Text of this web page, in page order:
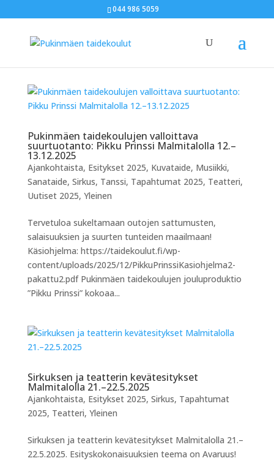
044 986 5059
Pukinmäen taidekoulujen valloittava
suurtuotanto: Pikku Prinssi Malmitalolla 12.–
13.12.2025
Ajankohtaista, Esitykset 2025, Kuvataide, Musiikki,
Sanataide, Sirkus, Tanssi, Tapahtumat 2025, Teatteri,
Uutiset 2025, Yleinen
Tervetuloa sukeltamaan outojen sattumusten,
salaisuuksien ja suurten tunteiden maailmaan!
Käsiohjelma: https://taidekoulut.fi/wp-
content/uploads/2025/12/PikkuPrinssiKasiohjelma2-
pakattu2.pdf Pukinmäen taidekoulujen jouluproduktio
”Pikku Prinssi” kokoaa...
Sirkuksen ja teatterin kevätesitykset
Malmitalolla 21.–22.5.2025
Ajankohtaista, Esitykset 2025, Sirkus, Tapahtumat
2025, Teatteri, Yleinen
Sirkuksen ja teatterin kevätesitykset Malmitalolla 21.–
22.5.2025. Esityskokonaisuuksien teema on Avaruus!